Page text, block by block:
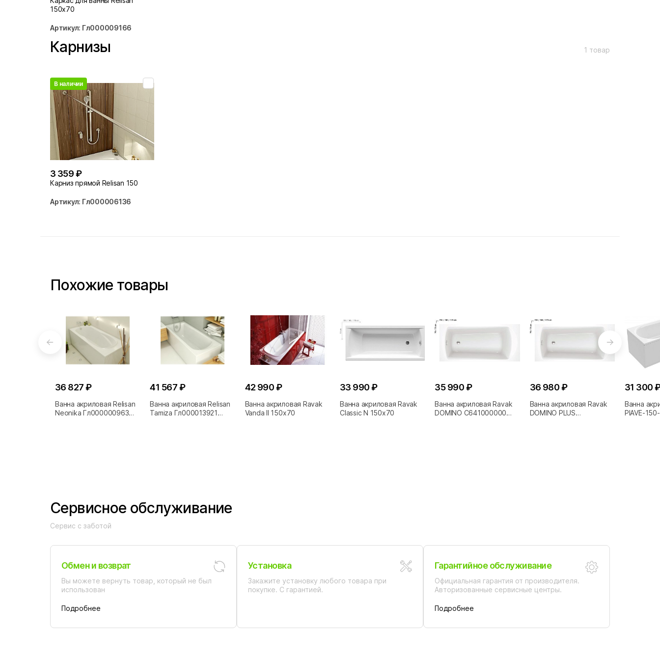
150х70
Артикул: Гл000009166
Карнизы 1 товар
В наличии
3 359 ₽
Карниз прямой Relisan 150
Артикул: Гл000006136
Похожие товары
36 827 ₽
Ванна акриловая Relisan
Neonika Гл000000963
41 567 ₽
Ванна акриловая Relisan
Tamiza Гл000013921
42 990 ₽
Ванна акриловая Ravak
Vanda II 150x70
33 990 ₽
Ванна акриловая Ravak
Classic N 150x70
35 990 ₽
Ванна акриловая Ravak
DOMINO C641000000
36 980 ₽
Ванна акриловая Ravak
DOMINO PLUS
31 300
Ванна
PIAVE-
Сервисное обслуживание
Сервис с заботой
Обмен и возврат
Вы можете вернуть товар, который не был
использован
Подробнее
Установка
Закажите установку любого товара при
покупке. С гарантией.
Гарантийное обслуживание
Официальная гарантия от производителя.
Авторизованные сервисные центры.
Подробнее